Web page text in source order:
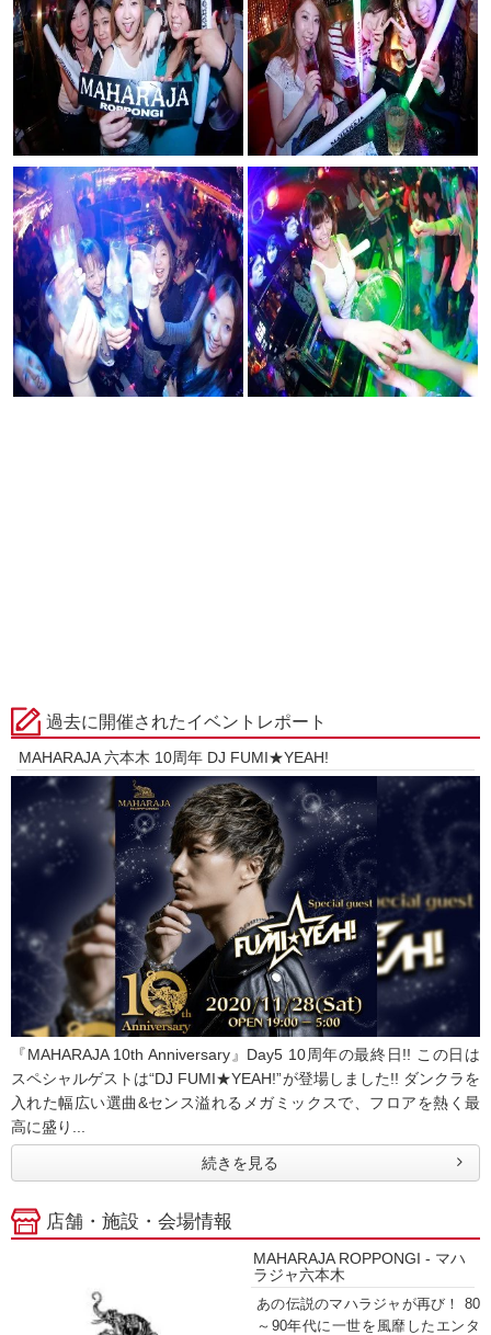
過去に開催されたイベントレポート
MAHARAJA 六本木 10周年 DJ FUMI★YEAH!
『MAHARAJA 10th Anniversary』Day5 10周年の最終日!! この日は
スペシャルゲストは“DJ FUMI★YEAH!”が登場しました!! ダンクラを
入れた幅広い選曲&センス溢れるメガミックスで、フロアを熱く最
高に盛り...
続きを見る
店舗・施設・会場情報
MAHARAJA ROPPONGI - マハ
ラジャ六本木
あの伝説のマハラジャが再び！ 80
～90年代に一世を風靡したエンタ